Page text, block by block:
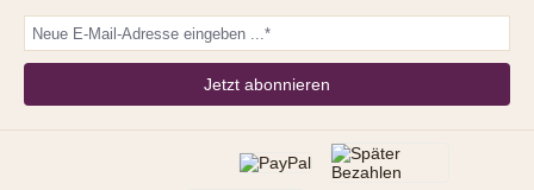
Jetzt abonnieren